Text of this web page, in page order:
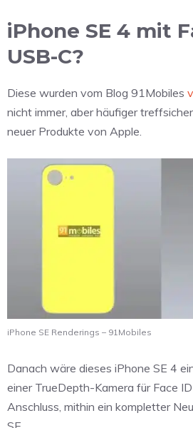
iPhone SE 4 mit
USB-C?
Diese wurden vom Blog 91Mobiles
nicht immer, aber häufiger
neuer Produkte von Apple.
iPhone SE Renderings – 91Mobiles
Danach wäre dieses iPhone SE 4
einer TrueDepth-Kamera für Face
Anschluss, mithin ein kompletter